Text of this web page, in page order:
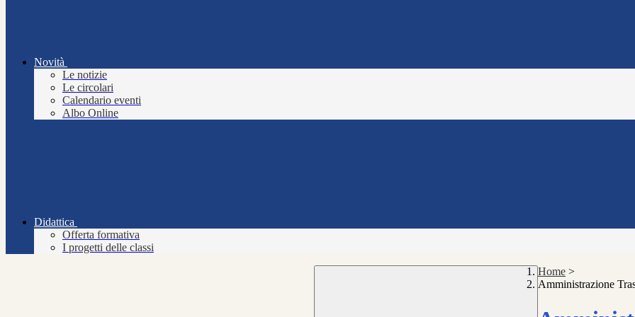
Novità
Le notizie
Le circolari
Calendario eventi
Albo Online
Didattica
Offerta formativa
I progetti delle classi
Home >
Amministrazione